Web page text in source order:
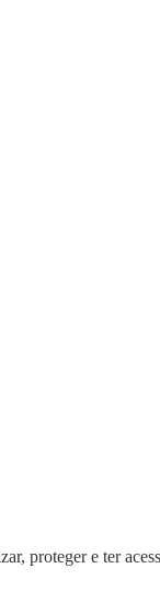
proteger e ter